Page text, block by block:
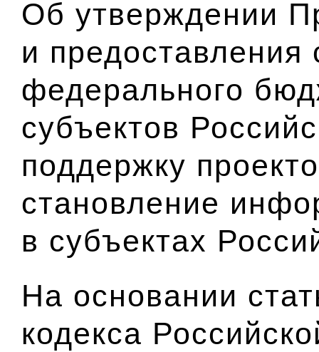
Об утверждении
и предоставления
федерального
субъектов
поддержку
становление
в субъектах
На основании
кодекса